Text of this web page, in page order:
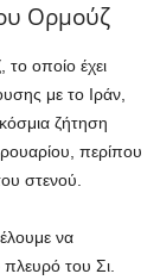
Ορμούζ
οποίο έχει
με το Ιράν,
ζήτηση
περίπου
στενού.
να
του Σι.